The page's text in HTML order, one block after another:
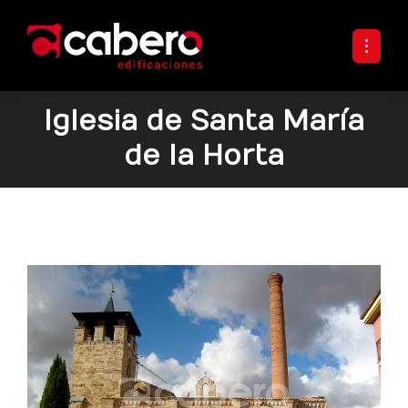
Iglesia de Santa María
de la Horta